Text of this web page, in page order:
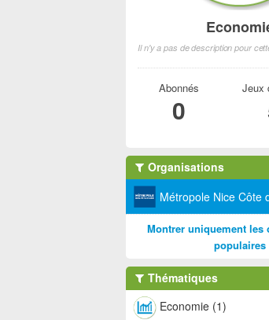
Il n'y a pas de description pour
Abonnés
0
Jeux
Organisations
Métropole Nice Côte
Montrer uniquement les
populaires
Thématiques
Economie (1)